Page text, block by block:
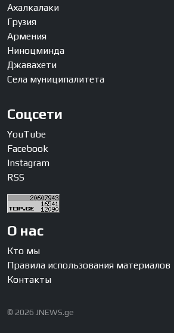
Ахалкалаки
Грузия
Армения
Ниноцминда
Джавахети
Села муниципалитета
Соцсети
YouTube
Facebook
Instagram
RSS
О нас
Кто мы
Правила использования материалов
Контакты
© 2026 JNEWS.ge